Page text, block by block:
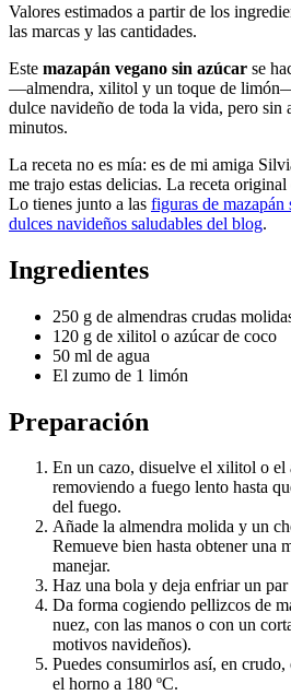
Valores estimados a partir de los
las marcas y las cantidades.
Este mazapán vegano sin azúcar se
—almendra, xilitol y un toque de
dulce navideño de toda la vida, pero sin
minutos.
La receta no es mía: es de mi amiga
me trajo estas delicias. La receta
Lo tienes junto a las figuras de mazapán
dulces navideños saludables del blog.
Ingredientes
250 g de almendras crudas
120 g de xilitol o azúcar de coco
50 ml de agua
El zumo de 1 limón
Preparación
En un cazo, disuelve el xilitol o el
removiendo a fuego lento hasta
del fuego.
Añade la almendra molida y un
Remueve bien hasta obtener una
manejar.
Haz una bola y deja enfriar un par
Da forma cogiendo pellizcos de
nuez, con las manos o con un
motivos navideños).
Puedes consumirlos así, en
el horno a 180 ºC.